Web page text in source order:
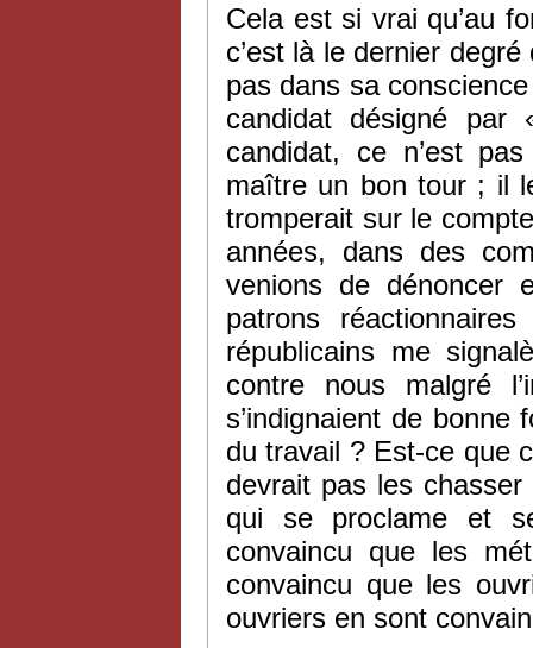
Cela est si vrai qu’au
c’est là le dernier
pas dans sa conscience
candidat désigné
candidat, ce n’est
maître un bon tour ; il
tromperait sur le
années, dans des
venions de dénoncer
patrons
républicains me
contre nous malgré
s’indignaient de
du travail ? Est-ce que
devrait pas les chasser
qui se proclame et
convaincu que les
convaincu que les
ouvriers en sont